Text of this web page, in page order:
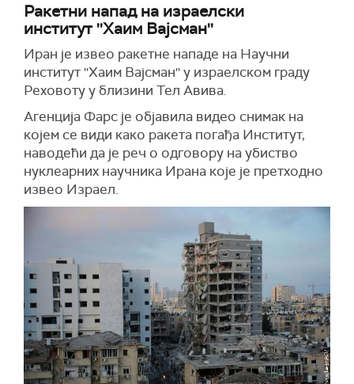
Ракетни напад на израелски
институт ''Хаим Вајсман''
Иран је извео ракетне нападе на Научни
институт ''Хаим Вајсман'' у израелском граду
Реховоту у близини Тел Авива.
Агенција Фарс је објавила видео снимак на
којем се види како ракета погађа Институт,
наводећи да је реч о одговору на убиство
нуклеарних научника Ирана које је претходно
извео Израел.